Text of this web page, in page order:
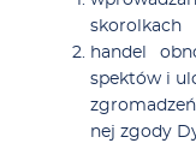
sko­rol­kach
han­del
spek­tów i
nej zgo­dy